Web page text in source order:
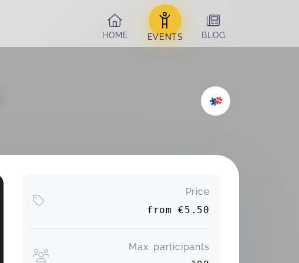
HOME
EVENTS BLOG
Price
from€5.50
Max. participants